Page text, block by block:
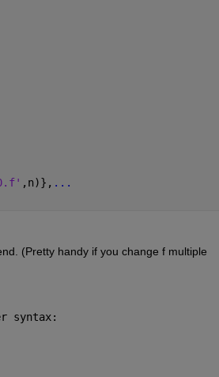
,n)}, ...
(Pretty handy if you change f multiple
syntax: